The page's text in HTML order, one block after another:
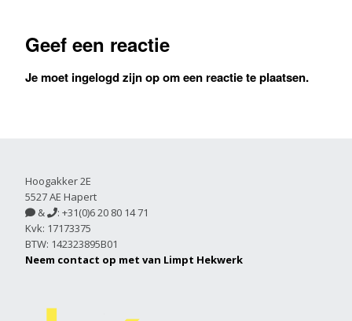
Geef een reactie
Je moet ingelogd zijn opom een reactie te plaatsen.
Hoogakker 2E
5527 AE Hapert
 & : +31(0)6 20 80 14 71
Kvk: 17173375
BTW: 142323895B01
Neem contact op met van Limpt Hekwerk